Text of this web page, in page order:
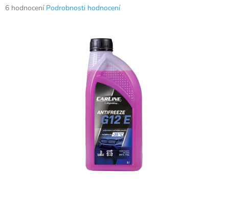
Průměrné
6 hodnocení Podrobnosti hodnocení